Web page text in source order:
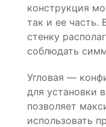
конструкция
так и ее часть.
стенку
соблюдать
Угловая —
для установки
позволяет
использовать